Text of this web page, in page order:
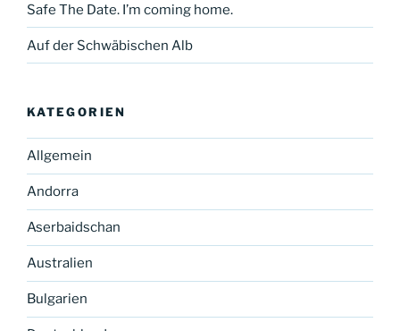
Safe The Date. I’m coming home.
Auf der Schwäbischen Alb
KATEGORIEN
Allgemein
Andorra
Aserbaidschan
Australien
Bulgarien